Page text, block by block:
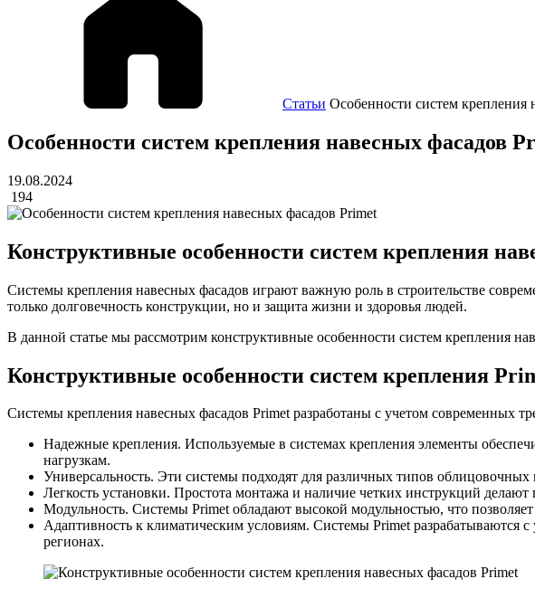
Статьи Особенности систем крепления
Особенности систем крепления навесных фасадов
19.08.2024
194
Конструктивные особенности систем крепления
Системы крепления навесных фасадов играют важную роль в строительстве
только долговечность конструкции, но и защита жизни и здоровья людей.
В данной статье мы рассмотрим конструктивные особенности систем крепления
Конструктивные особенности систем крепления
Системы крепления навесных фасадов Primet разработаны с учетом современных
Надежные крепления. Используемые в системах крепления элементы
нагрузкам.
Универсальность. Эти системы подходят для различных типов
Легкость установки. Простота монтажа и наличие четких инструкций
Модульность. Системы Primet обладают высокой модульностью, что
Адаптивность к климатическим условиям. Системы Primet разрабатываются
регионах.